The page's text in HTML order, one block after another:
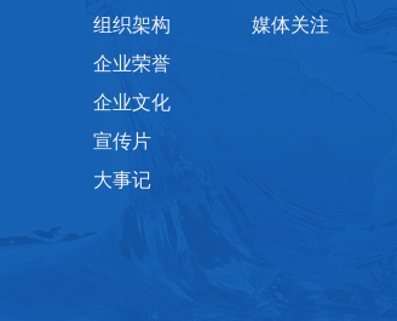
组织架构
企业荣誉
企业文化
宣传片
大事记
媒体关注